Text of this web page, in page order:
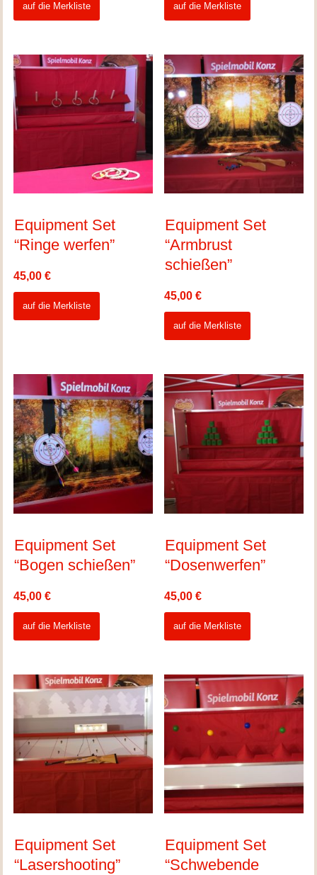
auf die Merkliste auf die Merkliste
Equipment Set
“Ringe werfen”
45,00€
auf die Merkliste
Equipment Set
“Armbrust
schießen”
45,00€
auf die Merkliste
Equipment Set
“Bogen schießen”
45,00€
auf die Merkliste
Equipment Set
“Dosenwerfen”
45,00€
auf die Merkliste
Equipment Set
“Lasershooting”
Equipment Set
“Schwebende